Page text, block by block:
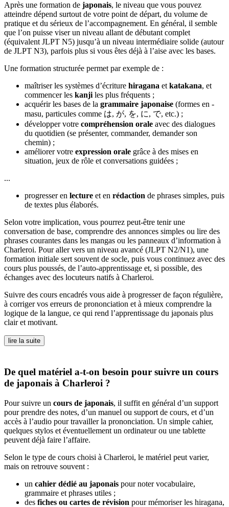
Après une formation de japonais, le niveau que vous pouvez
atteindre dépend surtout de votre point de départ, du volume de
pratique et du sérieux de l’accompagnement. En général, il semble
que l’on puisse viser un niveau allant de débutant complet
(équivalent JLPT N5) jusqu’à un niveau intermédiaire solide (autour
de JLPT N3), parfois plus si vous êtes déjà à l’aise avec les bases.
Une formation structurée permet par exemple de :
maîtriser les systèmes d’écriture hiragana et katakana, et
commencer les kanji les plus fréquents ;
acquérir les bases de la grammaire japonaise (formes en -
masu, particules comme は, が, を, に, で, etc.) ;
développer votre compréhension orale avec des dialogues
du quotidien (se présenter, commander, demander son
chemin) ;
améliorer votre expression orale grâce à des mises en
situation, jeux de rôle et conversations guidées ;
...
progresser en lecture et en rédaction de phrases simples, puis
de textes plus élaborés.
Selon votre implication, vous pourrez peut-être tenir une
conversation de base, comprendre des annonces simples ou lire des
phrases courantes dans les mangas ou les panneaux d’information à
Charleroi. Pour aller vers un niveau avancé (JLPT N2/N1), une
formation initiale sert souvent de socle, puis vous continuez avec des
cours plus poussés, de l’auto-apprentissage et, si possible, des
échanges avec des locuteurs natifs à Charleroi.
Suivre des cours encadrés vous aide à progresser de façon régulière,
à corriger vos erreurs de prononciation et à mieux comprendre la
logique de la langue, ce qui rend l’apprentissage du japonais plus
clair et motivant.
lire la suite
De quel matériel a-t-on besoin pour suivre un cours
de japonais à Charleroi ?
Pour suivre un cours de japonais, il suffit en général d’un support
pour prendre des notes, d’un manuel ou support de cours, et d’un
accès à l’audio pour travailler la prononciation. Un simple cahier,
quelques stylos et éventuellement un ordinateur ou une tablette
peuvent déjà faire l’affaire.
Selon le type de cours choisi à Charleroi, le matériel peut varier,
mais on retrouve souvent :
un cahier dédié au japonais pour noter vocabulaire,
grammaire et phrases utiles ;
des fiches ou cartes de révision pour mémoriser les hiragana,